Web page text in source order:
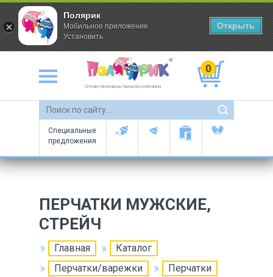
Оптово-производственная компания
0
Специальные
предложения
ПЕРЧАТКИ МУЖСКИЕ,
СТРЕЙЧ
Главная
Каталог
Перчатки/варежки
Перчатки
Полярик
Мобильное приложение
Установить
Открыть